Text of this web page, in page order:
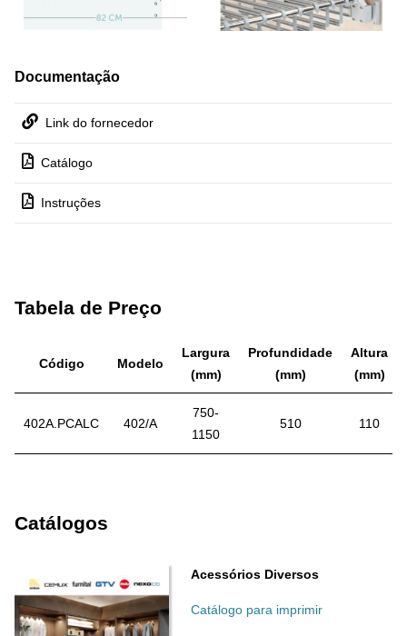
Documentação
Link do fornecedor
Catálogo
Instruções
Tabela de Preço
Código Modelo
Largura
(mm)
Profundidade
(mm)
Altura
(mm)
402A.PCALC 402/A
750-
1150
510 110
Catálogos
Acessórios Diversos
Catálogo para imprimir